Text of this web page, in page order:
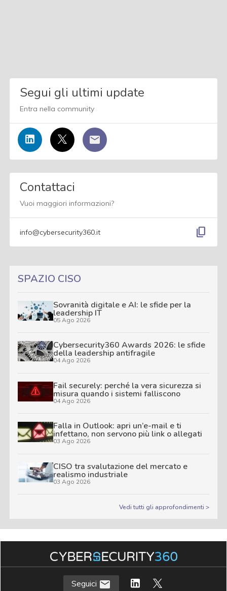
Segui gli ultimi update
Entra nella community
Contattaci
Vuoi maggiori informazioni?
info@cybersecurity360.it content_copy
SPAZIO CISO
Sovranità digitale e AI: le sfide per la
leadership IT
05 Ago 2026
Cybersecurity360 Awards 2026: le sfide
della leadership antifragile
04 Ago 2026
Fail securely: perché la vera sicurezza si
misura quando i sistemi falliscono
04 Ago 2026
Falla in Outlook: apri un’e-mail e ti
infettano, non servono più link o allegati
03 Ago 2026
CISO tra svalutazione del mercato e
realismo industriale
03 Ago 2026
Vedi tutti gli approfondimenti >
Seguici